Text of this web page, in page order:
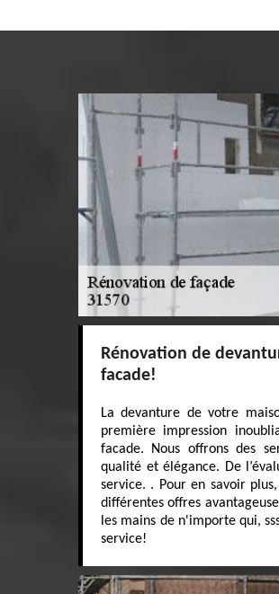
Rénovation de
facade!
La devanture de votre
première impression
facade. Nous offrons des
qualité et élégance. De
service. . Pour en savoir
différentes offres
les mains de n'importe qui,
service!